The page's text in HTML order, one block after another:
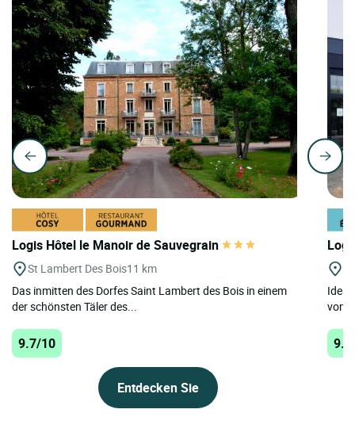
Logis Hôtel le Manoir de Sauvegrain
St Lambert Des Bois11 km
Das inmitten des Dorfes Saint Lambert des Bois in einem
der schönsten Täler des...
9.7/10
Entdecken Sie
Ideal
von